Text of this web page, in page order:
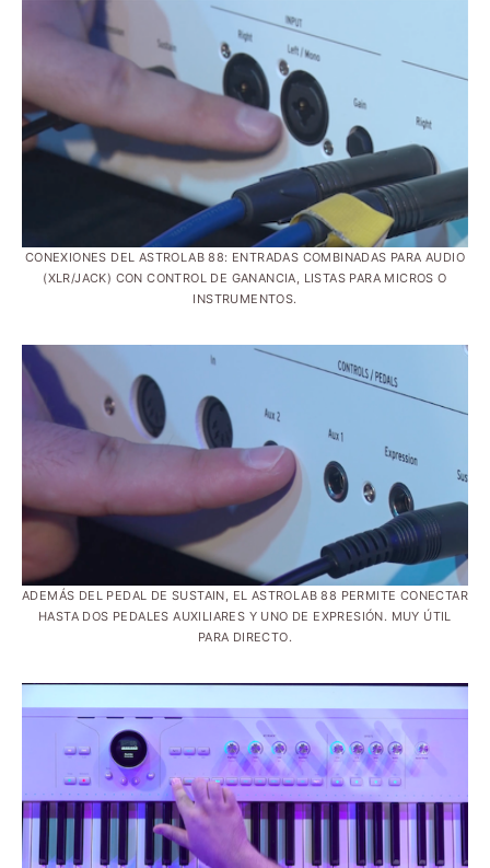
CONEXIONES DEL ASTROLAB 88: ENTRADAS COMBINADAS PARA AUDIO
(XLR/JACK) CON CONTROL DE GANANCIA, LISTAS PARA MICROS O
INSTRUMENTOS.
ADEMÁS DEL PEDAL DE SUSTAIN, EL ASTROLAB 88 PERMITE CONECTAR
HASTA DOS PEDALES AUXILIARES Y UNO DE EXPRESIÓN. MUY ÚTIL
PARA DIRECTO.